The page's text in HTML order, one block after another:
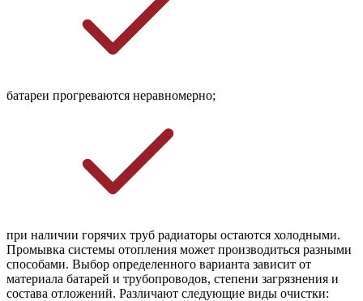
батареи прогреваются неравномерно;
при наличии горячих труб радиаторы остаются холодными.
Промывка системы отопления может производиться разными
способами. Выбор определенного варианта зависит от
материала батарей и трубопроводов, степени загрязнения и
состава отложений. Различают следующие виды очистки: